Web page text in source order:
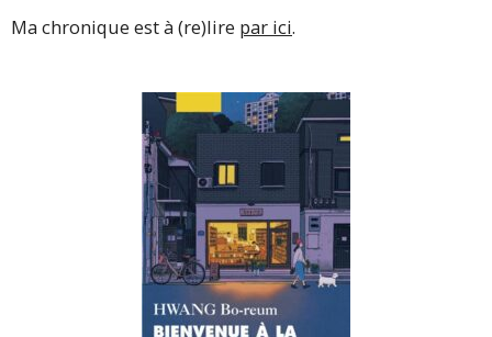
Ma chronique est à (re)lire par ici.